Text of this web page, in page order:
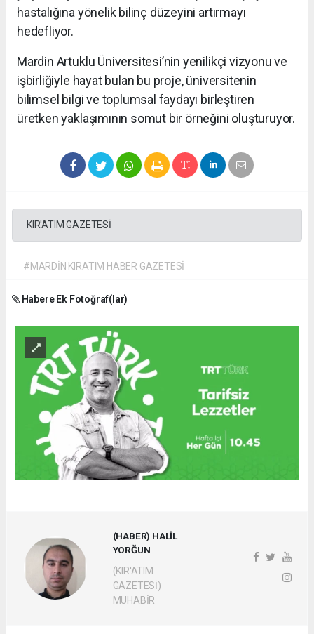
hastalığına yönelik bilinç düzeyini artırmayı
hedefliyor.
Mardin Artuklu Üniversitesi’nin yenilikçi vizyonu ve
işbirliğiyle hayat bulan bu proje, üniversitenin
bilimsel bilgi ve toplumsal faydayı birleştiren
üretken yaklaşımının somut bir örneğini oluşturuyor.
KIR'ATIM GAZETESİ
#MARDİN KIRATIM HABER GAZETESİ
Habere Ek Fotoğraf(lar)
(HABER) HALİL
YORĞUN
(KIR'ATIM
GAZETESİ)
MUHABİR